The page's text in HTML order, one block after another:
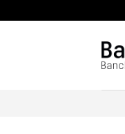
to